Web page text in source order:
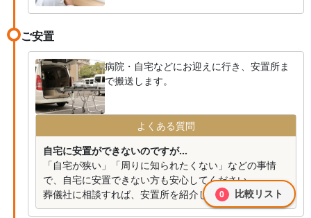
ご安置
病院・自宅などにお迎えに行き、安置所ま
で搬送します。
よくある質問
自宅に安置ができないのですが...
「自宅が狭い」「周りに知られたくない」などの事情
で、自宅に安置できない方も安心してください。
葬儀社に相談すれば、安置所を紹介してくれます。
0 比較リスト